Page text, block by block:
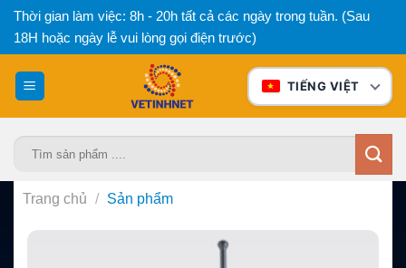
Bỏ
qua
nội
dung
Thời gian làm việc: 8h - 20h tất cả các ngày trong tuần. (Sau
18H hoặc ngày lễ vui lòng gọi điện trước)
TIẾNG VIỆT
Trang chủ / Sản phẩm